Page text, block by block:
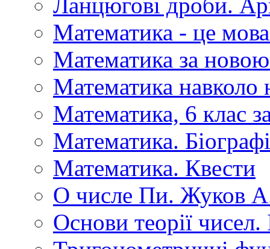
Математика - це
Математика за
Математика навколо
Математика, 6 клас
Математика.
Математика. Квести
О числе Пи. Жуков
Основи теорії